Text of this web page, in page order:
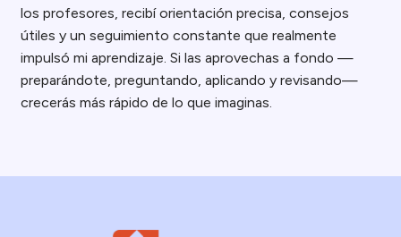
los profesores, recibí orientación precisa, consejos
útiles y un seguimiento constante que realmente
impulsó mi aprendizaje. Si las aprovechas a fondo —
preparándote, preguntando, aplicando y revisando—
crecerás más rápido de lo que imaginas.